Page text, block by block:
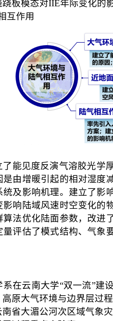
板模态对IIE年际变化的
互作用
能见度反演气溶胶光学
是由增暖引起的相对湿
及影响机理。建立了影
响陆域风速时空变化的
法优化陆面参数，改进
量评估了模式结构、气
系在云南大学“双一流”建
原大气环境与边界层过
省大湄公河次区域气象